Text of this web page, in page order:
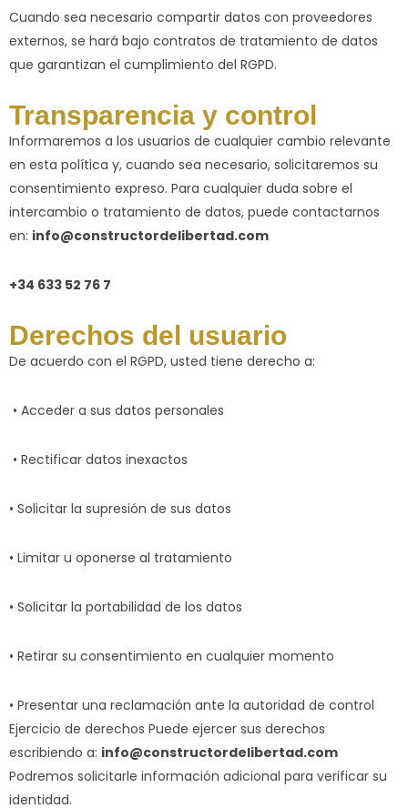
Cuando sea necesario compartir datos con proveedores
externos, se hará bajo contratos de tratamiento de datos
que garantizan el cumplimiento del RGPD.
Transparencia y control
Informaremos a los usuarios de cualquier cambio relevante
en esta política y, cuando sea necesario, solicitaremos su
consentimiento expreso. Para cualquier duda sobre el
intercambio o tratamiento de datos, puede contactarnos
en: info@constructordelibertad.com
+34 633 52 76 7
Derechos del usuario
De acuerdo con el RGPD, usted tiene derecho a:
• Acceder a sus datos personales
• Rectificar datos inexactos
• Solicitar la supresión de sus datos
• Limitar u oponerse al tratamiento
• Solicitar la portabilidad de los datos
• Retirar su consentimiento en cualquier momento
• Presentar una reclamación ante la autoridad de control
Ejercicio de derechos Puede ejercer sus derechos
escribiendo a: info@constructordelibertad.com
Podremos solicitarle información adicional para verificar su
identidad.